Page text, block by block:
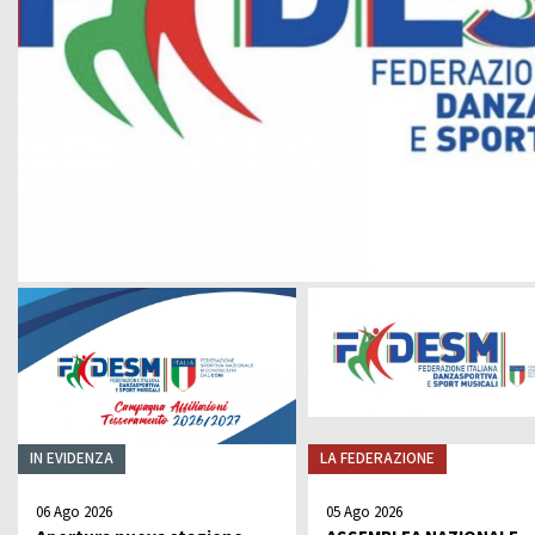
CARTE FEDERALI E REGOLAMENTI
Documenti Federali
Regolamento dell'attività sportiva
CONVENZIONI
Riproduzione musicale Siae-Scf
Finanziamenti Credito Sportivo
Assicurazione
Visite Medico Sportive FMSI
Enti di Promozione
IN EVIDENZA
06 Ago 2026
LA FEDERAZIONE
05 Ago 2026